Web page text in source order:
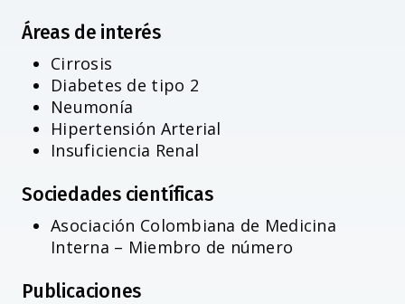
Áreas de interés
Cirrosis
Diabetes de tipo 2
Neumonía
Hipertensión Arterial
Insuficiencia Renal
Sociedades científicas
Asociación Colombiana de Medicina
Interna – Miembro de número
Publicaciones